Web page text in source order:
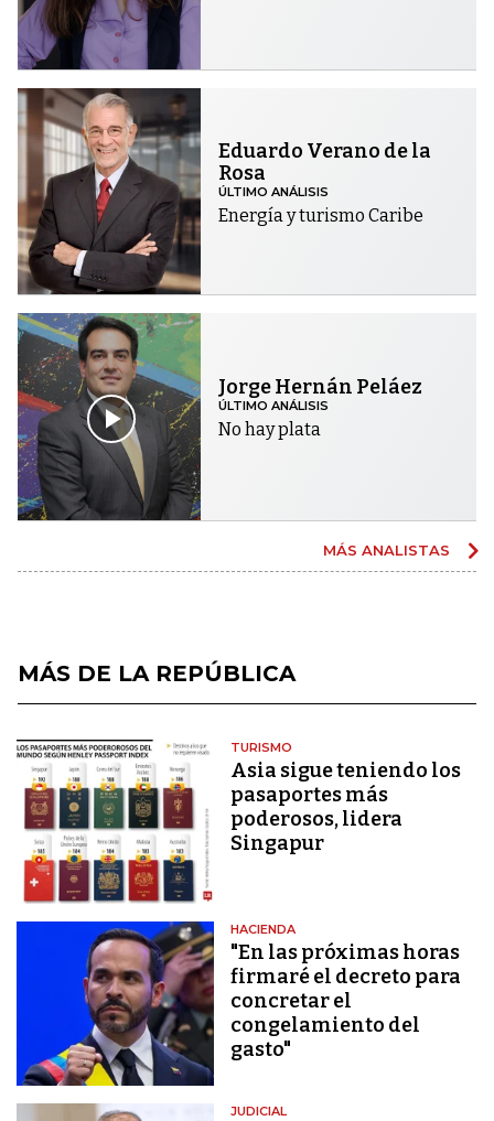
Eduardo Verano de la
Rosa
ÚLTIMO ANÁLISIS
Energía y turismo Caribe
Jorge Hernán Peláez
ÚLTIMO ANÁLISIS
No hay plata
MÁS ANALISTAS
MÁS DE LA REPÚBLICA
TURISMO
Asia sigue teniendo los
pasaportes más
poderosos, lidera
Singapur
HACIENDA
"En las próximas horas
firmaré el decreto para
concretar el
congelamiento del
gasto"
JUDICIAL